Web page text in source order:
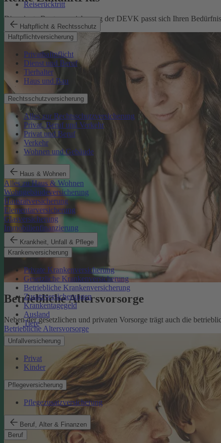
Reiserücktritt
Haftpflicht & Rechtsschutz
Haftpflichtversicherung
Privathaftpflicht
Dienst und Beruf
Tierhalter
Haus und Bau
Rechtsschutzversicherung
Alles zur Rechtsschutzversicherung
Privat, Beruf und Verkehr
Privat und Beruf
Verkehr
Wohnen und Gebäude
Haus & Wohnen
Alles zu Haus & Wohnen
Wohngebäudeversicherung
Hausratversicherung
Elementarversicherung
Glasversicherung
Immobilienfinanzierung
Krankheit, Unfall & Pflege
Krankenversicherung
Private Krankenversicherung
Gesetzliche Krankenversicherung
Betriebliche Krankenversicherung
Zusatzversicherungen
Krankentagegeld
Ausland
Tiere
Unfallversicherung
Privat
Kinder
Pflegeversicherung
Pflegezusatzversicherung
Beruf, Alter & Finanzen
Beruf
Die private Rentenversicherung der DEVK passt sich Ihren
Rente ZukunftPlus
Betriebliche Altersvorsorge
Neben der gesetzlichen und privaten Vorsorge trägt auch die
Betriebliche Altersvorsorge